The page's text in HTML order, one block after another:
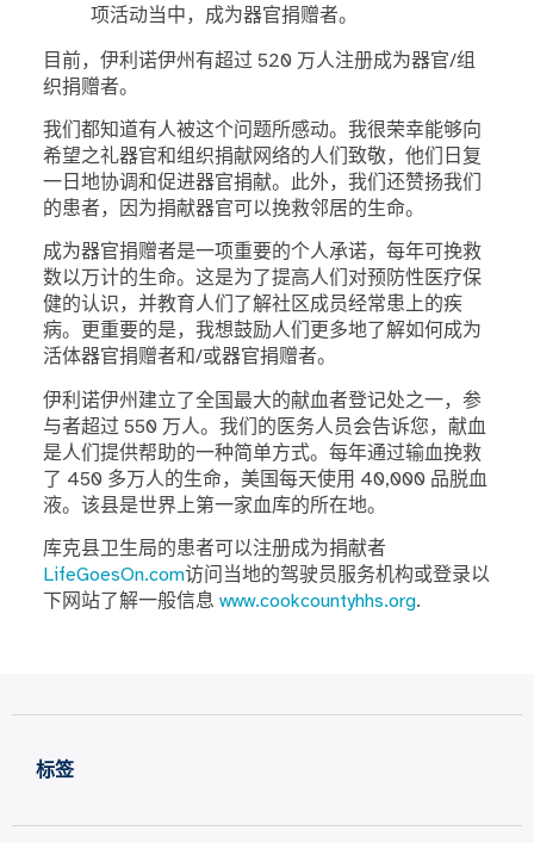
项活动当中，成为器官捐赠者。
目前，伊利诺伊州有超过 520 万人注册成为器官/组
织捐赠者。
我们都知道有人被这个问题所感动。我很荣幸能够向
希望之礼器官和组织捐献网络的人们致敬，他们日复
一日地协调和促进器官捐献。此外，我们还赞扬我们
的患者，因为捐献器官可以挽救邻居的生命。
成为器官捐赠者是一项重要的个人承诺，每年可挽救
数以万计的生命。这是为了提高人们对预防性医疗保
健的认识，并教育人们了解社区成员经常患上的疾
病。更重要的是，我想鼓励人们更多地了解如何成为
活体器官捐赠者和/或器官捐赠者。
伊利诺伊州建立了全国最大的献血者登记处之一，参
与者超过 550 万人。我们的医务人员会告诉您，献血
是人们提供帮助的一种简单方式。每年通过输血挽救
了 450 多万人的生命，美国每天使用 40,000 品脱血
液。该县是世界上第一家血库的所在地。
库克县卫生局的患者可以注册成为捐献者
LifeGoesOn.com访问当地的驾驶员服务机构或登录以
下网站了解一般信息 www.cookcountyhhs.org.
标签